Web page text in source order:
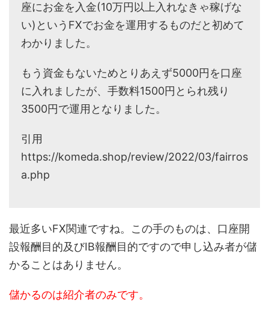
座にお金を入金(10万円以上入れなきゃ稼げな
い)というFXでお金を運用するものだと初めて
わかりました。
もう資金もないためとりあえず5000円を口座
に入れましたが、手数料1500円とられ残り
3500円で運用となりました。
引用
https://komeda.shop/review/2022/03/fairros
a.php
最近多いFX関連ですね。この手のものは、口座開
設報酬目的及びIB報酬目的ですので申し込み者が儲
かることはありません。
儲かるのは紹介者のみです。